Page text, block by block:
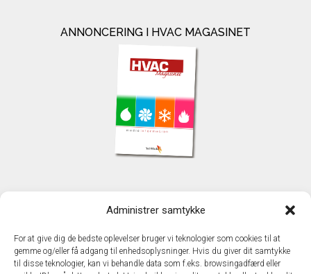
Administrer samtykke
For at give dig de bedste oplevelser bruger vi teknologier som cookies til at
gemme og/eller få adgang til enhedsoplysninger. Hvis du giver dit samtykke
til disse teknologier, kan vi behandle data som f.eks. browsingadfærd eller
ANNONCERING I HVAC MAGASINET
TechMedia A/S
DK - 2600 Glostrup
www.techmedia.dk